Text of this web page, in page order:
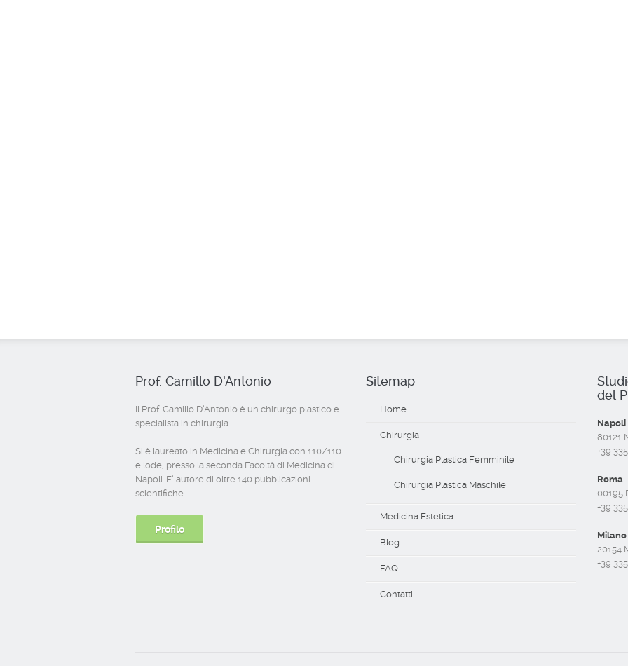
Prof. Camillo D’Antonio
Il Prof. Camillo D’Antonio è un chirurgo plastico e
specialista in chirurgia.
Si è laureato in Medicina e Chirurgia con 110/110
e lode, presso la seconda Facoltà di Medicina di
Napoli. E’ autore di oltre 140 pubblicazioni
scientifiche.
Profilo
Sitemap
Home
Chirurgia
Chirurgia Plastica Femminile
Chirurgia Plastica Maschile
Medicina Estetica
Blog
FAQ
Contatti
del
Napoli
80121
+39
Roma
00195
+39
Milano
20154
+39